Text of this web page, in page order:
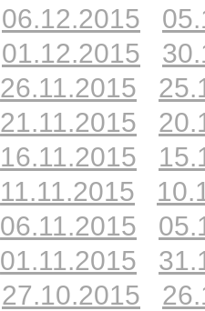
06.12.2015
01.12.2015
26.11.2015
21.11.2015
16.11.2015
11.11.2015
06.11.2015
01.11.2015
27.10.2015